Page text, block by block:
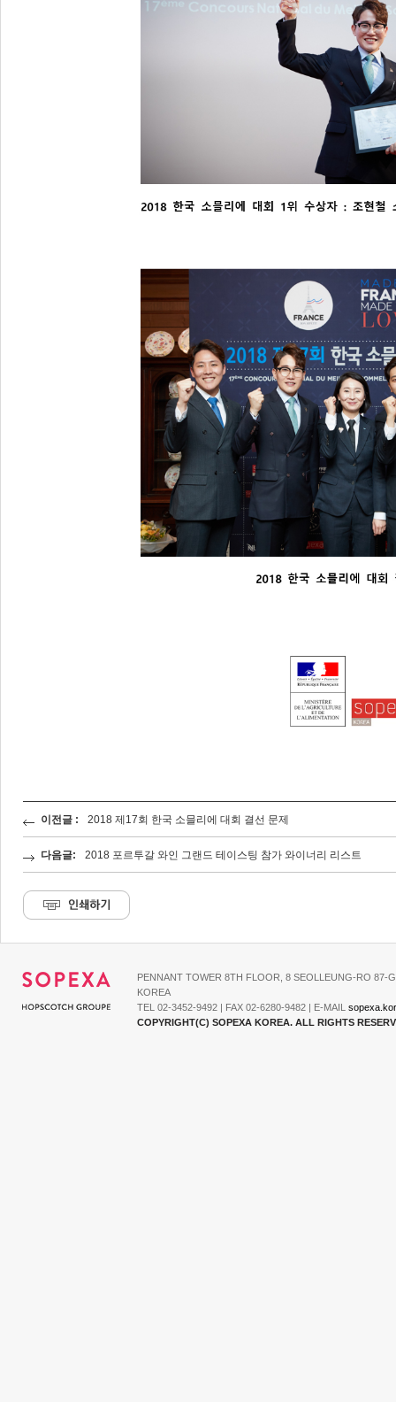
이전글 : 2018 제17회 한국 소믈리에 대회 결선 문제
다음글: 2018 포르투갈 와인 그랜드 테이스팅 참가 와이너리 리스트
PENNANT TOWER 8TH FLOOR, 8 SEOLLEUNG-RO 87-
KOREA
TEL 02-3452-9492 | FAX 02-6280-9482 | E-MAIL
COPYRIGHT(C) SOPEXA KOREA. ALL RIGHTS